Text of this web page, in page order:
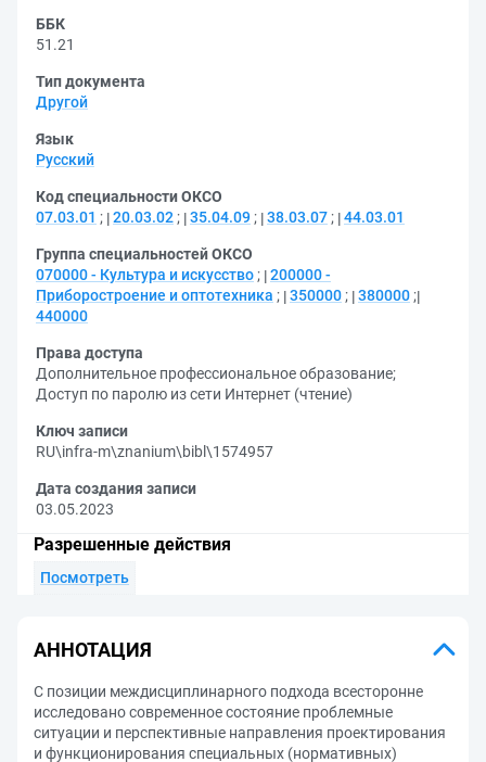
ББК
51.21
Тип документа
Другой
Язык
Русский
Код специальности ОКСО
07.03.01 ; 20.03.02 ; 35.04.09 ; 38.03.07 ; 44.03.01
Группа специальностей ОКСО
070000 - Культура и искусство ; 200000 -
Приборостроение и оптотехника ; 350000 ; 380000 ;
440000
Права доступа
Дополнительное профессиональное образование;
Доступ по паролю из сети Интернет (чтение)
Ключ записи
RU\infra-m\znanium\bibl\1574957
Дата создания записи
03.05.2023
Разрешенные действия
Посмотреть
АННОТАЦИЯ
С позиции междисциплинарного подхода всесторонне
исследовано современное состояние проблемные
ситуации и перспективные направления проектирования
и функционирования специальных (нормативных)